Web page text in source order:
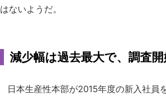
はないようだ。
減少幅は過去最大で、調査
日本生産性本部が2015年度の新入社員